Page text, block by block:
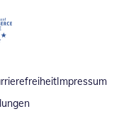
in neuem Fenster
Impressum